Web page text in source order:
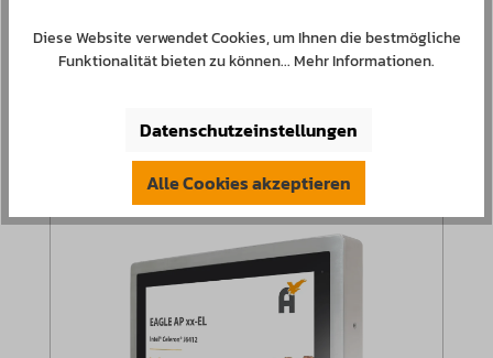
Produktgalerie überspringen
Nachfolgemodelle
Diese Website verwendet Cookies, um Ihnen die bestmögliche
Funktionalität bieten zu können...Mehr Informationen.
Datenschutzeinstellungen
Alle Cookies akzeptieren